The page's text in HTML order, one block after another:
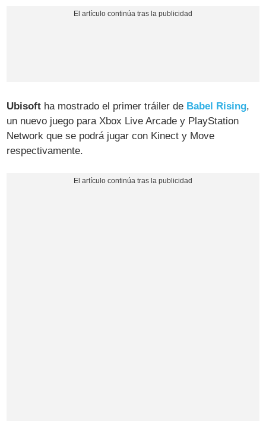
Ubisoft ha mostrado el primer tráiler de Babel Rising,
un nuevo juego para Xbox Live Arcade y PlayStation
Network que se podrá jugar con Kinect y Move
respectivamente.